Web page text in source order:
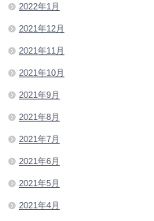
2022年1月
2021年12月
2021年11月
2021年10月
2021年9月
2021年8月
2021年7月
2021年6月
2021年5月
2021年4月